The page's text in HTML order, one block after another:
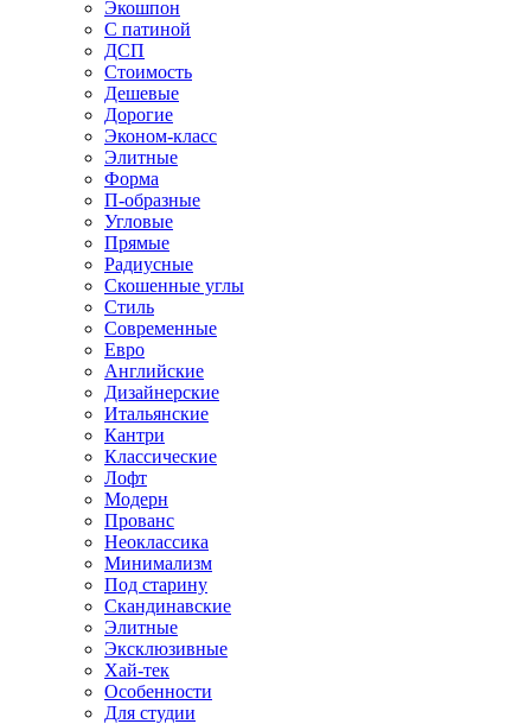
Экошпон
С патиной
ДСП
Стоимость
Дешевые
Дорогие
Эконом-класс
Элитные
Форма
П-образные
Угловые
Прямые
Радиусные
Скошенные углы
Стиль
Современные
Евро
Английские
Дизайнерские
Итальянские
Кантри
Классические
Лофт
Модерн
Прованс
Неоклассика
Минимализм
Под старину
Скандинавские
Элитные
Эксклюзивные
Хай-тек
Особенности
Для студии